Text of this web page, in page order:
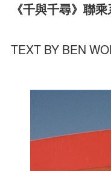
《千與千尋》聯乘
TEXT BY BEN